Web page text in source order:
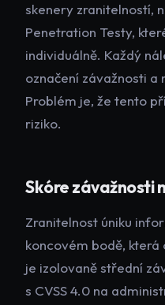
skenery zranitelností,
Penetration Testy,
individuálně. Každý
označení závažnosti a
Problém je, že tento
riziko.
Skóre závažnosti
Zranitelnost úniku
koncovém bodě, která
je izolovaně střední
s CVSS 4.0 na